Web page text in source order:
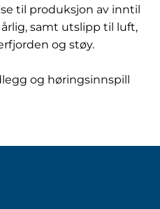
til produksjon av inntil
samt utslipp til luft,
og støy.
og høringsinnspill